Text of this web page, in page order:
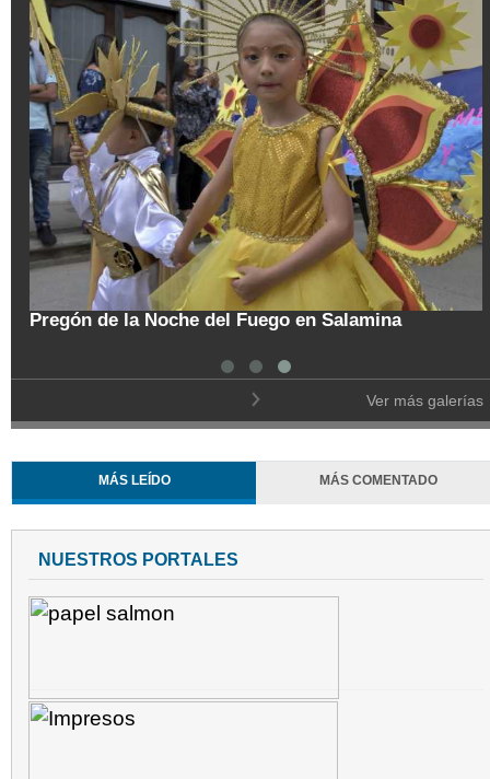
al Ecoparque Los
Colombia vislumbra
de frontera con
Ver más galerías
MÁS LEÍDO MÁS COMENTADO
NUESTROS PORTALES